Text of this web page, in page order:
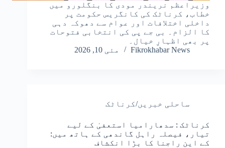
وزیراعظم نریندر مودی کا بنگلورو میں
خطاب، کرناٹک کی کانگریس حکومت پر
داخلی اختلافات اور عوام سے دھوکہ دہی
کا الزام۔ بی جے پی کی انتخابی فتوحات
پر بھی اظہارِ خیال۔
Fikrokhabar News
مئی 10, 2026
ساحلی خبریں/کرناٹک
کرناٹک : سدھارامیا استعفیٰ کے لیے
تیار، فیصلہ راہل گاندھی کے ہاتھ میں:
کے این راجنا کا بڑا انکشاف